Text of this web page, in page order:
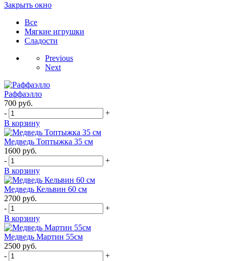
Закрыть окно
Все
Мягкие игрушки
Сладости
Previous
Next
Раффаэлло
700 руб.
-
+
В корзину
Медведь Топтыжка 35 см
1600 руб.
-
+
В корзину
Медведь Кельвин 60 см
2700 руб.
-
+
В корзину
Медведь Мартин 55см
2500 руб.
-
+